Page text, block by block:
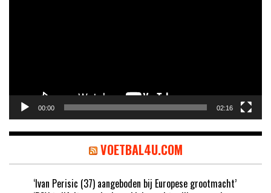
00:00 02:16
VOETBAL4U.COM
‘Ivan Perisic (37) aangeboden bij Europese grootmacht’